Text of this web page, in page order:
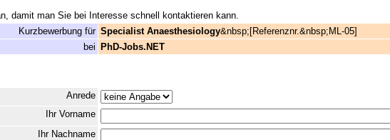
damit man Sie bei Interesse schnell kontaktieren kann.
Kurzbewerbung für Specialist Anaesthesiology&nbsp;[Referenznr.&nbsp;ML-05]
bei
PhD-Jobs.NET
Anrede
Ihr Vorname
Ihr Nachname